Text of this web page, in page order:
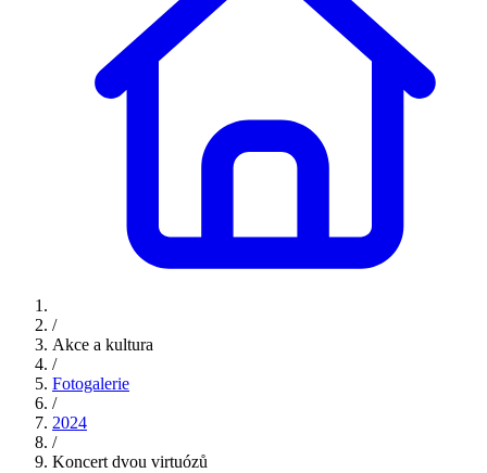
/
Akce a kultura
/
Fotogalerie
/
2024
/
Koncert dvou virtuózů